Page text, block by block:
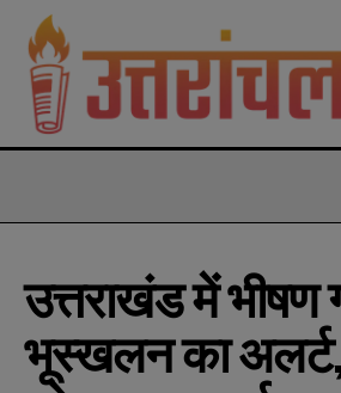
उत्तराखंड में भीषण
भूस्खलन का